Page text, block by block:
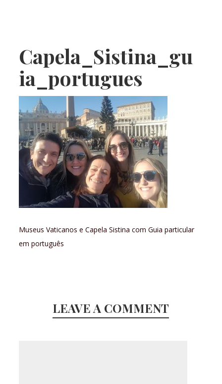
Capela_Sistina_gu
ia_portugues
Museus Vaticanos e Capela Sistina com Guia particular
em português
LEAVE A COMMENT